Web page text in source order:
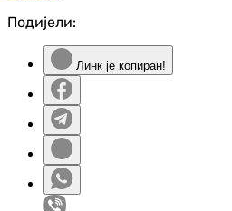
Подијели:
Линк је копиран!